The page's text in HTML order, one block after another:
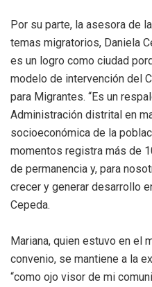
Por su parte, la asesora de
temas migratorios, Daniela
es un logro como ciudad
modelo de intervención del
para Migrantes. “Es un
Administración distrital en
socioeconómica de la
momentos registra más de
de permanencia y, para
crecer y generar desarrollo
Cepeda.
Mariana, quien estuvo en el
convenio, se mantiene a la
“como ojo visor de mi